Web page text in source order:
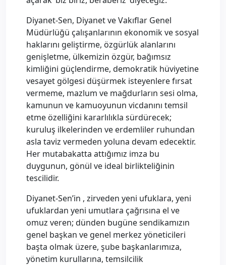
Diyanet-Sen, Diyanet ve Vakıflar Genel
Müdürlüğü çalışanlarının ekonomik ve sosyal
haklarını geliştirme, özgürlük alanlarını
genişletme, ülkemizin özgür, bağımsız
kimliğini güçlendirme, demokratik hüviyetine
vesayet gölgesi düşürmek isteyenlere fırsat
vermeme, mazlum ve mağdurların sesi olma,
kamunun ve kamuoyunun vicdanını temsil
etme özelliğini kararlılıkla sürdürecek;
kuruluş ilkelerinden ve erdemliler ruhundan
asla taviz vermeden yoluna devam edecektir.
Her mutabakatta attığımız imza bu
duygunun, gönül ve ideal birlikteliğinin
tescilidir.
Diyanet-Sen’in , zirveden yeni ufuklara, yeni
ufuklardan yeni umutlara çağrısına el ve
omuz veren; dünden bugüne sendikamızın
genel başkan ve genel merkez yöneticileri
başta olmak üzere, şube başkanlarımıza,
yönetim kurullarına, temsilcilik